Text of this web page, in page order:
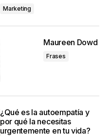
Marketing
Maureen Dowd
Frases
¿Qué es la autoempatía y
por qué la necesitas
urgentemente en tu vida?